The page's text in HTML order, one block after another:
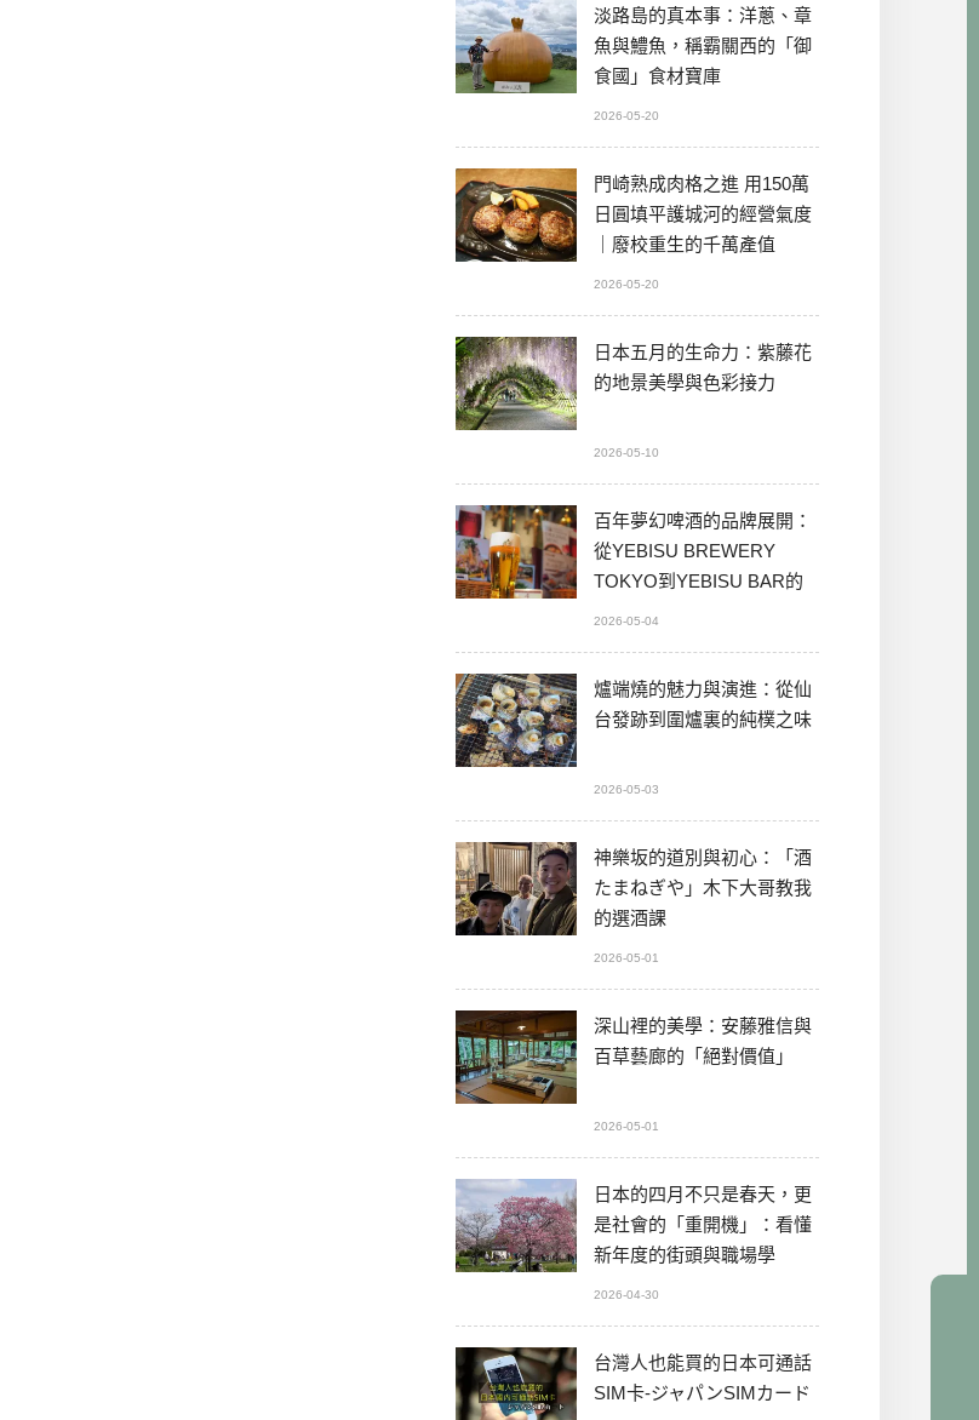
淡路島的真本事：洋蔥、章
魚與鱧魚，稱霸關西的「御
食國」食材寶庫
2026-05-20
門崎熟成肉格之進 用150萬
日圓填平護城河的經營氣度
｜廢校重生的千萬產值
2026-05-20
日本五月的生命力：紫藤花
的地景美學與色彩接力
2026-05-10
百年夢幻啤酒的品牌展開：
從YEBISU BREWERY
TOKYO到YEBISU BAR的
2026-05-04
爐端燒的魅力與演進：從仙
台發跡到圍爐裏的純樸之味
2026-05-03
神樂坂的道別與初心：「酒
たまねぎや」木下大哥教我
的選酒課
2026-05-01
深山裡的美學：安藤雅信與
百草藝廊的「絕對價值」
2026-05-01
日本的四月不只是春天，更
是社會的「重開機」：看懂
新年度的街頭與職場學
2026-04-30
台灣人也能買的日本可通話
SIM卡-ジャパンSIMカード